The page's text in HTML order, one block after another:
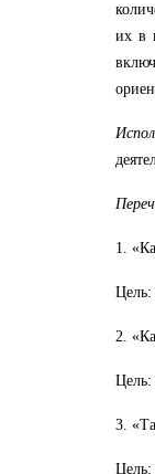
их в
1.
Цель:
2.
Цель:
3.
Цель: